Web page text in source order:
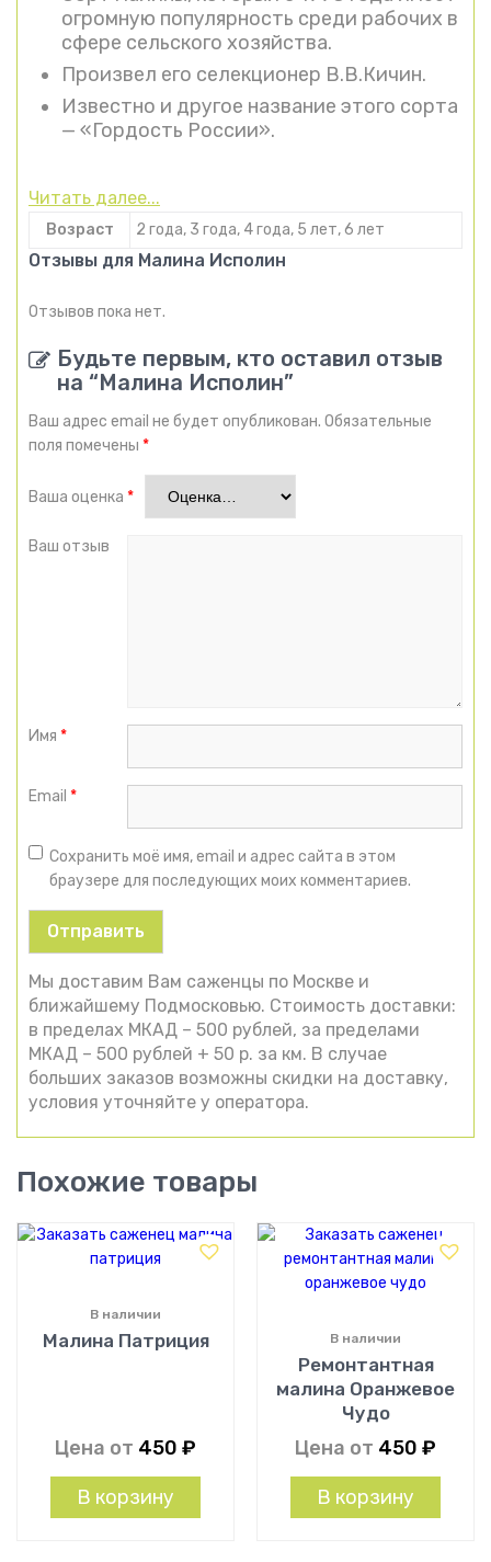
огромную популярность среди рабочих в
сфере сельского хозяйства.
Произвел его селекционер В.В.Кичин.
Известно и другое название этого сорта
— «Гордость России».
Читать далее...
Возраст 2 года, 3 года, 4 года, 5 лет, 6 лет
Отзывы для Малина Исполин
Отзывов пока нет.
Будьте первым, кто оставил отзыв
на “Малина Исполин”
Ваш адрес email не будет опубликован. Обязательные
поля помечены *
Ваша оценка *
Ваш отзыв
Имя *
Email *
Сохранить моё имя, email и адрес сайта в этом
браузере для последующих моих комментариев.
Мы доставим Вам саженцы по Москве и
ближайшему Подмосковью. Стоимость доставки:
в пределах МКАД – 500 рублей, за пределами
МКАД – 500 рублей + 50 р. за км. В случае
больших заказов возможны скидки на доставку,
условия уточняйте у оператора.
Похожие товары
Малина Патриция
В наличии
Цена от 450 ₽
В корзину
Ремонтантная
малина Оранжевое
Чудо
В наличии
Цена от 450 ₽
В корзину